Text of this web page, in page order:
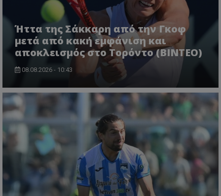
Ήττα της Σάκκαρη από την Γκοφ
μετά από κακή εμφάνιση και
αποκλεισμός στο Τορόντο (ΒΙΝΤΕΟ)
08.08.2026 - 10:43